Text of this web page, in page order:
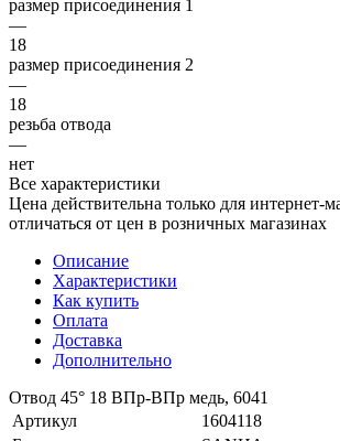
размер присоединения 1
—
18
размер присоединения 2
—
18
резьба отвода
—
нет
Все характеристики
Цена действительна только для интернет-
отличаться от цен в розничных магазинах
Описание
Характеристики
Как купить
Оплата
Доставка
Дополнительно
Отвод 45° 18 ВПр-ВПр медь, 6041
Артикул
1604118